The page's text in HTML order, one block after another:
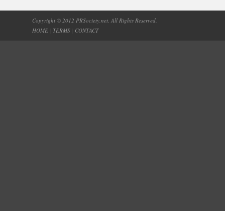
Copyright © 2012 PRSociety.net. All Rights Reserved.
HOME
TERMS CONTACT